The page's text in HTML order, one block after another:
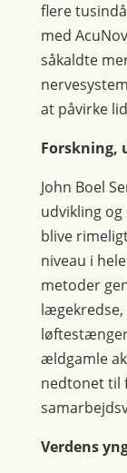
flere
med
såkaldte
at påvirke
Forskning,
John Boel
udvikling
blive
niveau i
metoder
lægekredse,
ældgamle
nedtonet til
Verdens